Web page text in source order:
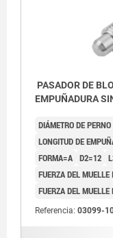
PASADOR DE
EMPUÑADURA
DIÁMETRO DE
LONGITUD DE
FORMA=A D2=12
FUERZA DEL
FUERZA DEL
Referencia: 03099-